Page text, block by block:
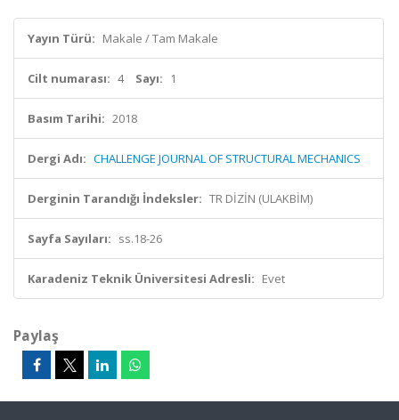
Yayın Türü: Makale / Tam Makale
Cilt numarası: 4 Sayı: 1
Basım Tarihi: 2018
Dergi Adı: CHALLENGE JOURNAL OF STRUCTURAL MECHANICS
Derginin Tarandığı İndeksler: TR DİZİN (ULAKBİM)
Sayfa Sayıları: ss.18-26
Karadeniz Teknik Üniversitesi Adresli: Evet
Paylaş